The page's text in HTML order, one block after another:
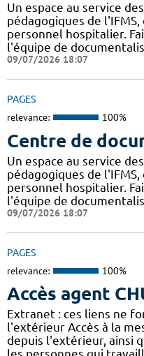
Un espace au service
pédagogiques de
personnel hospitalier.
l'équipe de
09/07/2026 18:07
PAGES
relevance: 100%
Centre de
Un espace au service
pédagogiques de
personnel hospitalier.
l'équipe de
09/07/2026 18:07
PAGES
relevance: 100%
Accès agent
Extranet : ces liens ne
l'extérieur Accès à la
depuis l'extérieur, ainsi